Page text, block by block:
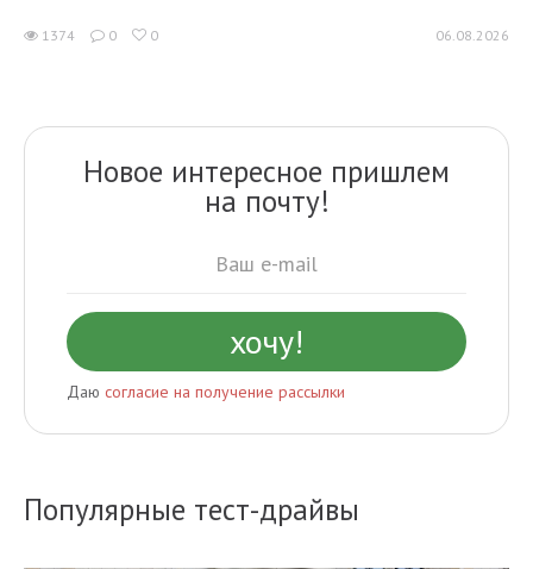
1374 0 0 06.08.2026
Новое интересное пришлем
на почту!
Даю согласие на получение рассылки
Популярные тест-драйвы